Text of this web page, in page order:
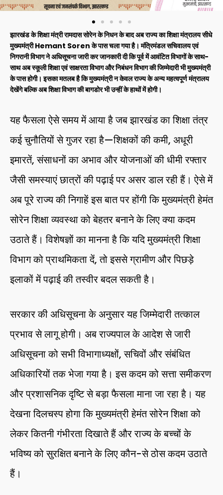
झारखंड के शिक्षा मंत्री रामदास सोरेन के निधन के बाद अब राज्य का शिक्षा मंत्रालय सीधे
मुख्यमंत्री Hemant Soren के पास चला गया है। मंत्रिमंडल सचिवालय एवं
निगरानी विभाग ने अधिसूचना जारी कर जानकारी दी कि पूर्व में आवंटित विभागों के साथ-
साथ अब स्कूली शिक्षा एवं साक्षरता विभाग और निबंधन विभाग की जिम्मेदारी भी मुख्यमंत्री
के पास होगी। इसका मतलब है कि मुख्यमंत्री न केवल राज्य के अन्य महत्वपूर्ण मंत्रालय
देखेंगे बल्कि अब शिक्षा विभाग की बागडोर भी उन्हीं के हाथों में होगी।
यह फैसला ऐसे समय में आया है जब झारखंड का शिक्षा तंत्र
कई चुनौतियों से गुजर रहा है—शिक्षकों की कमी, अधूरी
इमारतें, संसाधनों का अभाव और योजनाओं की धीमी रफ्तार
जैसी समस्याएं छात्रों की पढ़ाई पर असर डाल रही हैं। ऐसे में
अब पूरे राज्य की निगाहें इस बात पर होंगी कि मुख्यमंत्री हेमंत
सोरेन शिक्षा व्यवस्था को बेहतर बनाने के लिए क्या कदम
उठाते हैं। विशेषज्ञों का मानना है कि यदि मुख्यमंत्री शिक्षा
विभाग को प्राथमिकता दें, तो इससे ग्रामीण और पिछड़े
इलाकों में पढ़ाई की तस्वीर बदल सकती है।
सरकार की अधिसूचना के अनुसार यह जिम्मेदारी तत्काल
प्रभाव से लागू होगी। अब राज्यपाल के आदेश से जारी
अधिसूचना को सभी विभागाध्यक्षों, सचिवों और संबंधित
अधिकारियों तक भेजा गया है। इस कदम को सत्ता समीकरण
और प्रशासनिक दृष्टि से बड़ा फैसला माना जा रहा है। यह
देखना दिलचस्प होगा कि मुख्यमंत्री हेमंत सोरेन शिक्षा को
लेकर कितनी गंभीरता दिखाते हैं और राज्य के बच्चों के
भविष्य को सुरक्षित बनाने के लिए कौन-से ठोस कदम उठाते
हैं।